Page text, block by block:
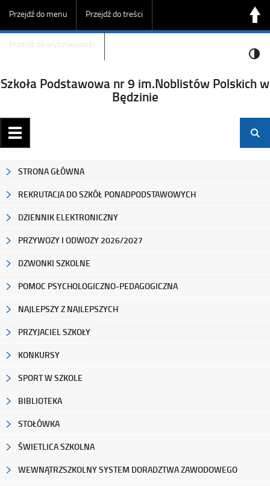
Przejdź do menu Przejdź do treści
Przejdź do wyszukiwarki
Szkoła Podstawowa nr 9 im.Noblistów Polskich w
Będzinie
STRONA GŁÓWNA
REKRUTACJA DO SZKÓŁ PONADPODSTAWOWYCH
DZIENNIK ELEKTRONICZNY
PRZYWOZY I ODWOZY 2026/2027
DZWONKI SZKOLNE
POMOC PSYCHOLOGICZNO-PEDAGOGICZNA
NAJLEPSZY Z NAJLEPSZYCH
PRZYJACIEL SZKOŁY
KONKURSY
SPORT W SZKOLE
BIBLIOTEKA
STOŁÓWKA
ŚWIETLICA SZKOLNA
WEWNĄTRZSZKOLNY SYSTEM DORADZTWA ZAWODOWEGO